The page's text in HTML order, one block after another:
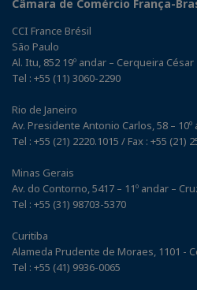
Câmara de Comércio França-
CCI France Brésil
São Paulo
Al. Itu, 852 19º andar – Cerqueira César
Tel : +55 (11) 3060-2290
Rio de Janeiro
Av. Presidente Antonio Carlos, 58 –
Tel : +55 (21) 2220.1015 / Fax : +55 (21)
Minas Gerais
Av. do Contorno, 5417 – 11º andar –
Tel : +55 (31) 98703-5370
Curitiba
Alameda Prudente de Moraes, 1101 -
Tel : +55 (41) 9936-0065